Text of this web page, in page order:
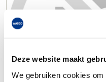
Deze website maakt
We gebruiken cookies